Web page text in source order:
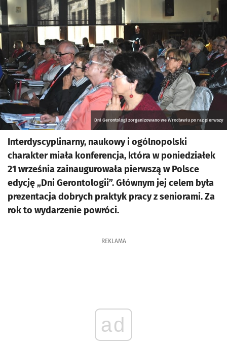
Dni Gerontologi zorganizowano we Wrocławiu po raz pierwszy
Interdyscyplinarny, naukowy i ogólnopolski
charakter miała konferencja, która w poniedziałek
21 września zainaugurowała pierwszą w Polsce
edycję „Dni Gerontologii”. Głównym jej celem była
prezentacja dobrych praktyk pracy z seniorami. Za
rok to wydarzenie powróci.
REKLAMA
ad